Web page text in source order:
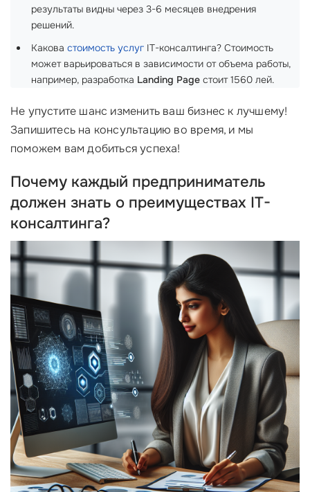
результаты видны через 3-6 месяцев внедрения
решений.
Какова стоимость услуг IT-консалтинга? Стоимость
может варьироваться в зависимости от объема работы,
например, разработка Landing Page стоит 1560 лей.
Не упустите шанс изменить ваш бизнес к лучшему!
Запишитесь на консультацию во время, и мы
поможем вам добиться успеха!
Почему каждый предприниматель
должен знать о преимуществах IT-
консалтинга?